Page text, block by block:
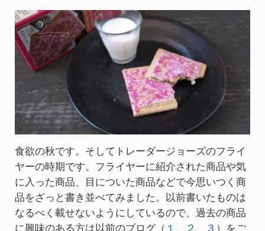
食欲の秋です。そしてトレーダージョーズのフライ
ヤーの時期です。フライヤーに紹介された商品や気
に入った商品、目についた商品などで今思いつく商
品をざっと書き並べてみました。以前書いたものは
なるべく載せないようにしているので、過去の商品
に興味のある方は以前のブログ（ １ 、 ２ 、 ３ ）をご